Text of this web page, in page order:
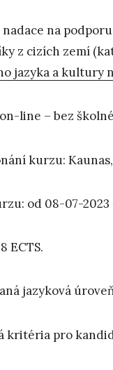
na
z cizích zemí
jazyka a kultury
line – bez
kurzu:
od 08-07-
ECTS.
jazyková
kritéria pro